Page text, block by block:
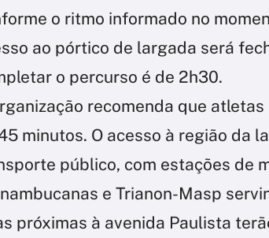
o ritmo informado no
ao pórtico de largada será
o percurso é de 2h30.
recomenda que
minutos. O acesso à região da
público, com estações de
e Trianon-Masp
próximas à avenida Paulista